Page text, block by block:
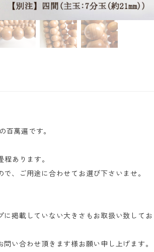
百萬遍です。
あります。
、ご用途に合わせてお選び下さいませ。
掲載していない大きさもお取扱い致してお
い合わせ頂きます様お願い申し上げます。